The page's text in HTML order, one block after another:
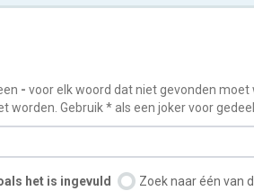
- voor elk woord dat niet gevonden
Gebruik * als een joker voor
het is ingevuld Zoek naar één van